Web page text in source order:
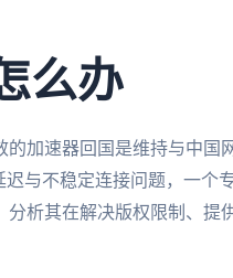
么办
加速器回国是维持与中国
与不稳定连接问题，一个
析其在解决版权限制、提